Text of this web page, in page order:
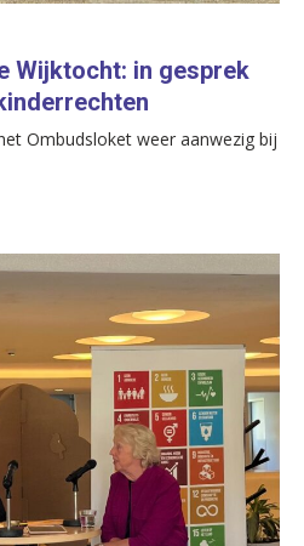
Wijktocht: in gesprek
Ombudsloket weer aanwezig bij